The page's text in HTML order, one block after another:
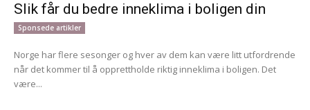
Slik får du bedre inneklima i boligen din
Sponsede artikler
Norge har flere sesonger og hver av dem kan være litt utfordrende
når det kommer til å opprettholde riktig inneklima i boligen. Det
være...